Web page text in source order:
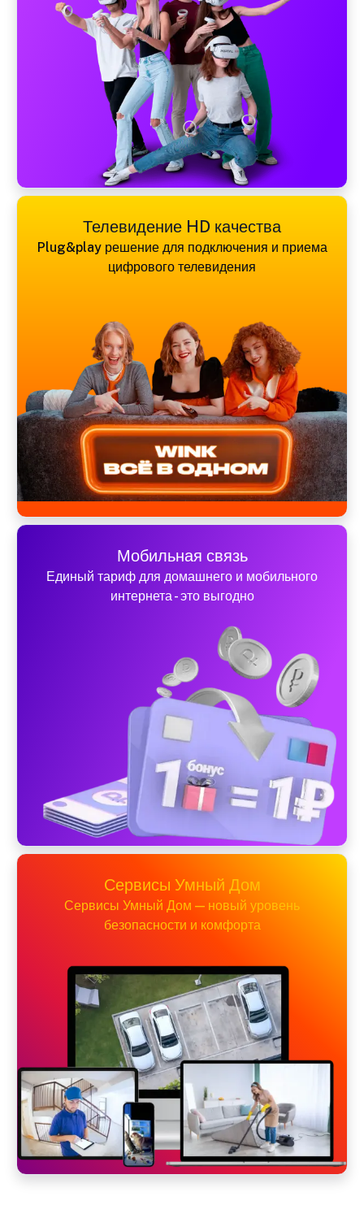
Телевидение HD качества
Plug&play решение для подключения и приема
цифрового телевидения
Мобильная связь
Единый тариф для домашнего и мобильного
интернета - это выгодно
Сервисы Умный Дом
Сервисы Умный Дом — новый уровень
безопасности и комфорта